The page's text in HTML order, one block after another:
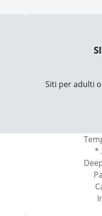
Siti per adulti
*